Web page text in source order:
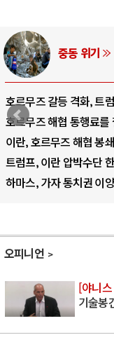
중동 위기
호르무즈 갈등 격화, 트
호르무즈 해협 통행료를
이란, 호르무즈 해협 봉
트럼프, 이란 압박수단
하마스, 가자 통치권 이
오피니언
[야니
기술봉